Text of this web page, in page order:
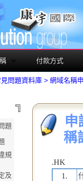
付款方式
見問題資料庫 > 網域名稱
題
規
及
稱
.HK
1.